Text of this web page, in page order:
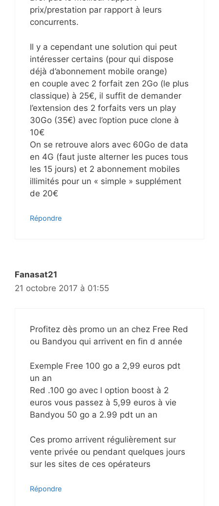
prix/prestation par rapport à leurs
concurrents.
Il y a cependant une solution qui peut
intéresser certains (pour qui dispose
déjà d’abonnement mobile orange)
en couple avec 2 forfait zen 2Go (le plus
classique) à 25€, il suffit de demander
l’extension des 2 forfaits vers un play
30Go (35€) avec l’option puce clone à
10€
On se retrouve alors avec 60Go de data
en 4G (faut juste alterner les puces tous
les 15 jours) et 2 abonnement mobiles
illimités pour un « simple » supplément
de 20€
Répondre
Fanasat21
21 octobre 2017 à 01:55
Profitez dès promo un an chez Free Red
ou Bandyou qui arrivent en fin d année
Exemple Free 100 go a 2,99 euros pdt
un an
Red .100 go avec l option boost à 2
euros vous passez à 5,99 euros à vie
Bandyou 50 go a 2.99 pdt un an
Ces promo arrivent régulièrement sur
vente privée ou pendant quelques jours
sur les sites de ces opérateurs
Répondre